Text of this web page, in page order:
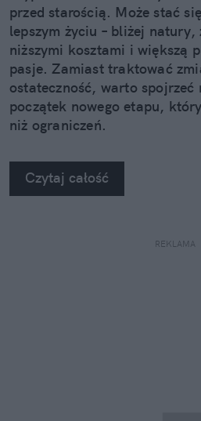
przed starością. Może stać
lepszym życiu – bliżej natury,
niższymi kosztami i większą
pasje. Zamiast traktować
ostateczność, warto spojrzeć
początek nowego etapu,
niż ograniczeń.
Czytaj całość
REKLAMA